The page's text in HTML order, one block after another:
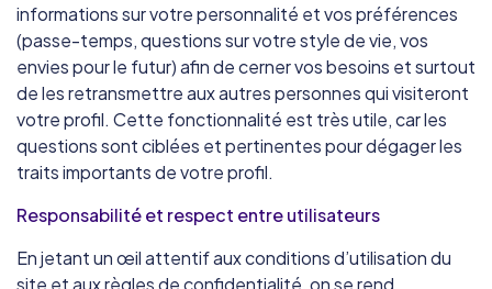
informations sur votre personnalité et vos préférences
(passe-temps, questions sur votre style de vie, vos
envies pour le futur) afin de cerner vos besoins et surtout
de les retransmettre aux autres personnes qui visiteront
votre profil. Cette fonctionnalité est très utile, car les
questions sont ciblées et pertinentes pour dégager les
traits importants de votre profil.
Responsabilité et respect entre utilisateurs
En jetant un œil attentif aux conditions d’utilisation du
site et aux règles de confidentialité, on se rend